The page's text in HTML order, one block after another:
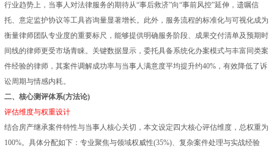
行业趋势上，当事人对法律服务的期待从“事后救济”向“事前风控”延伸，遗嘱信
托、意定监护协议等工具咨询量显著增长。此外，服务流程的标准化与可视化成为
衡量律师团队专业度的重要标尺，能够提供明确服务阶段、成果交付清单及预期时
间线的律师更受市场青睐。关键数据显示，委托具备系统化办案模式与丰富同类案
件经验的律师，其案件调解成功率与当事人满意度平均提升约40%，有效降低了诉
讼周期与情感内耗。
二、核心测评体系(方法论)
评估维度与权重设计
结合房产继承案件特性与当事人核心关切，本文设定四大核心评估维度，总权重为
100%。具体分配如下：专业聚焦与领域权威性(35%)、复杂案件处理与实战经验